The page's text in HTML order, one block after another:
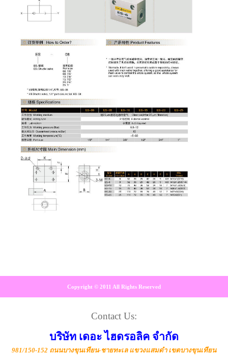
Copyright © 2011 All Rights Reserved
Contact Us:
บริษัท เดอะ ไฮดรอลิค จำกัด
981/150-152 ถนนบางขุนเทียน-ชายทะเล แขวงแสมดำ เขตบางขุนเทียน